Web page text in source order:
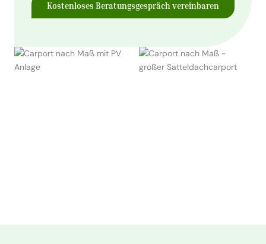
Kostenloses Beratungsgespräch vereinbaren